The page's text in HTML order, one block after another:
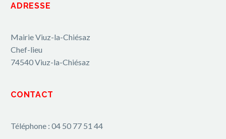
ADRESSE
Mairie Viuz-la-Chiésaz
Chef-lieu
74540 Viuz-la-Chiésaz
CONTACT
Téléphone : 04 50 77 51 44